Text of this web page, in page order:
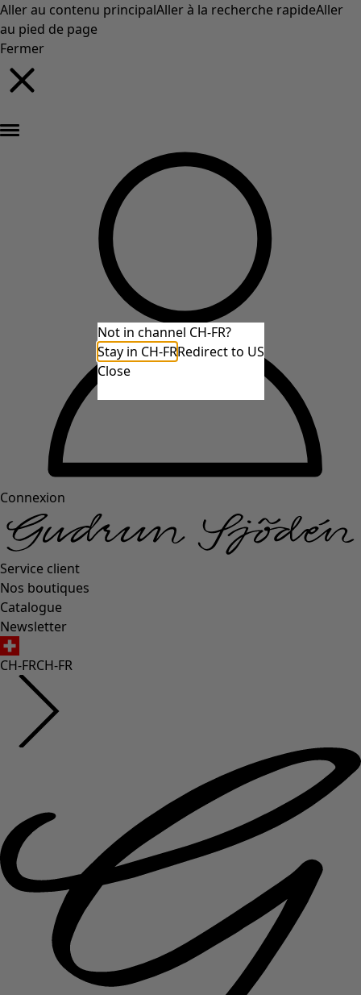
Aller au contenu principalAller à la recherche rapideAller
au pied de page
Fermer
Connexion
Service client
Nos boutiques
Catalogue
Newsletter
CH-FRCH-FR
Not in channel CH-FR?
Stay in CH-FRRedirect to US
Close